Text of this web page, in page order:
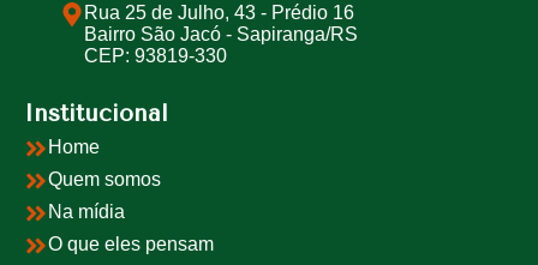
Rua 25 de Julho, 43 - Prédio 16
Bairro São Jacó - Sapiranga/RS
CEP: 93819-330
Institucional
Home
Quem somos
Na mídia
O que eles pensam